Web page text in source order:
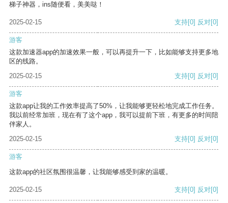
梯子神器，ins随便看，美美哒！
2025-02-15 支持[0] 反对[0]
游客
这款加速器app的加速效果一般，可以再提升一下，比如能够支持更多地
区的线路。
2025-02-15
支持[0] 反对[0]
游客
这款app让我的工作效率提高了50%，让我能够更轻松地完成工作任务。
我以前经常加班，现在有了这个app，我可以提前下班，有更多的时间陪
伴家人。
2025-02-15
支持[0] 反对[0]
游客
这款app的社区氛围很温馨，让我能够感受到家的温暖。
2025-02-15 支持[0] 反对[0]